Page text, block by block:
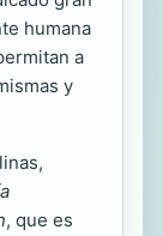
humana
a
y
, que es